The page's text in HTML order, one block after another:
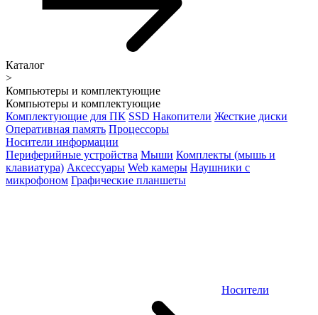
Каталог
>
Компьютеры и комплектующие
Компьютеры и комплектующие
Комплектующие для ПК SSD Накопители Жесткие диски
Оперативная память Процессоры
Носители информации
Периферийные устройства Мыши Комплекты (мышь и
клавиатура) Аксессуары Web камеры Наушники с
микрофоном Графические планшеты
Носители